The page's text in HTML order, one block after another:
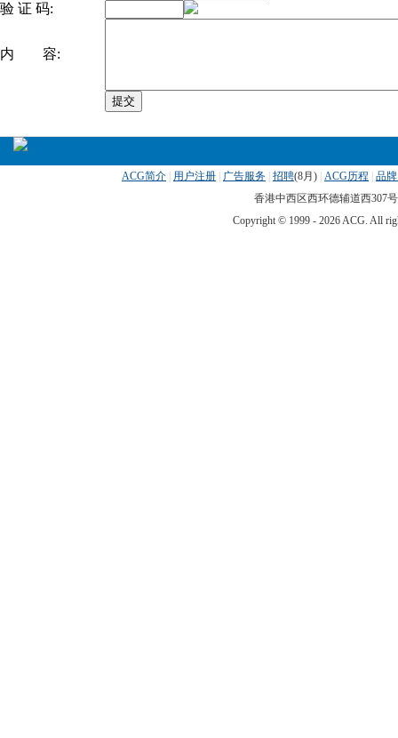
验 证 码:
内 容:
ACG简介 用户注册 广告服务 招聘(8月) ACG历程
品
香港中西区西环德辅道西307
Copyright © 1999 - 2026 ACG. All